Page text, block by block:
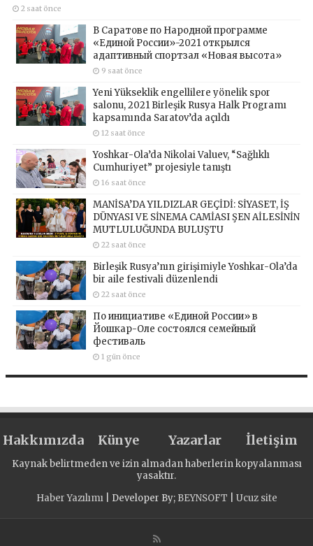
2 saat önce
В Саратове по Народной программе
«Единой России»-2021 открылся
адаптивный спортзал «Новая высота»
9 saat önce
Yeni Yükseklik engellilere yönelik spor
salonu, 2021 Birleşik Rusya Halk Programı
kapsamında Saratov’da açıldı
12 saat önce
Yoshkar-Ola’da Nikolai Valuev, “Sağlıklı
Cumhuriyet” projesiyle tanıştı
16 saat önce
MANİSA’DA YILDIZLAR GEÇİDİ: SİYASET, İŞ
DÜNYASI VE SİNEMA CAMİASI ŞEN AİLESİNİN
MUTLULUĞUNDA BULUŞTU
22 saat önce
Birleşik Rusya’nın girişimiyle Yoshkar-Ola’da
bir aile festivali düzenlendi
22 saat önce
По инициативе «Единой России» в
Йошкар-Оле состоялся семейный
фестиваль
1 gün önce
Hakkımızda Künye Yazarlar İletişim
Kaynak belirtmeden ve izin almadan haberlerin kopyalanması
yasaktır.
Haber Yazılımı| Developer By; BEYNSOFT Ucuz site